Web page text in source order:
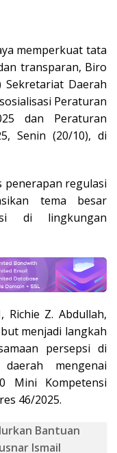
memperkuat tata
transparan, Biro
Sekretariat Daerah
Peraturan
dan Peraturan
Senin (20/10), di
penerapan regulasi
tema besar
di lingkungan
Richie Z. Abdullah,
menjadi langkah
persepsi di
mengenai
Mini Kompetensi
46/2025.
Bantuan
Ismail